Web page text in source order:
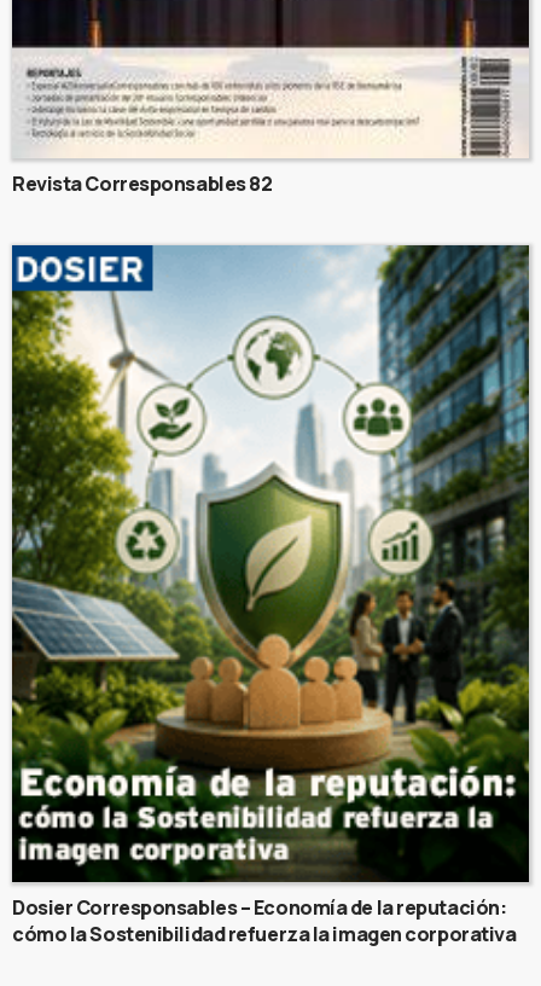
Revista Corresponsables 82
Dosier Corresponsables – Economía de la reputación:
cómo la Sostenibilidad refuerza la imagen corporativa